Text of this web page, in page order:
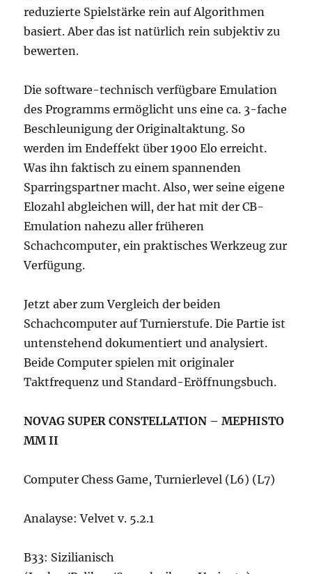
reduzierte Spielstärke rein auf Algorithmen
basiert. Aber das ist natürlich rein subjektiv zu
bewerten.
Die software-technisch verfügbare Emulation
des Programms ermöglicht uns eine ca. 3-fache
Beschleunigung der Originaltaktung. So
werden im Endeffekt über 1900 Elo erreicht.
Was ihn faktisch zu einem spannenden
Sparringspartner macht. Also, wer seine eigene
Elozahl abgleichen will, der hat mit der CB-
Emulation nahezu aller früheren
Schachcomputer, ein praktisches Werkzeug zur
Verfügung.
Jetzt aber zum Vergleich der beiden
Schachcomputer auf Turnierstufe. Die Partie ist
untenstehend dokumentiert und analysiert.
Beide Computer spielen mit originaler
Taktfrequenz und Standard-Eröffnungsbuch.
NOVAG SUPER CONSTELLATION – MEPHISTO
MM II
Computer Chess Game, Turnierlevel (L6) (L7)
Analayse: Velvet v. 5.2.1
B33: Sizilianisch